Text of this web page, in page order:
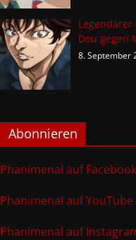
Dou gegen
8. September
Abonnieren
Phanimenal auf Facebook
Phanimenal auf YouTube
Phanimenal auf